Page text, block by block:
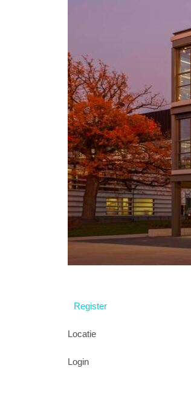
Register
Locatie
Login